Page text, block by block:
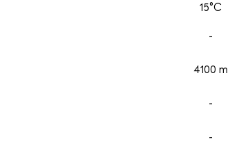
15°C
-
4100 m
-
-